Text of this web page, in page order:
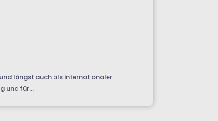
längst auch als internationaler
und für...